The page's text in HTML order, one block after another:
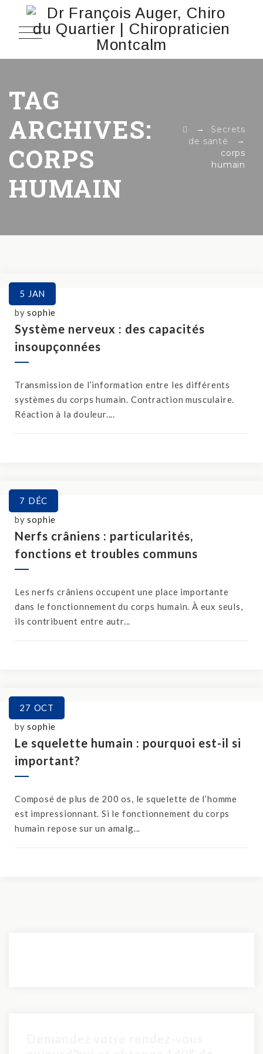
TAG
ARCHIVES:
CORPS
HUMAIN
→ Secrets
de santé →
corps
humain
5 JAN
bysophie
Système nerveux : des capacités
insoupçonnées
Transmission de l’information entre les différents
systèmes du corps humain. Contraction musculaire.
Réaction à la douleur....
7 DÉC
bysophie
Nerfs crâniens : particularités,
fonctions et troubles communs
Les nerfs crâniens occupent une place importante
dans le fonctionnement du corps humain. À eux seuls,
ils contribuent entre autr...
27 OCT
bysophie
Le squelette humain : pourquoi est-il si
important?
Composé de plus de 200 os, le squelette de l’homme
est impressionnant. Si le fonctionnement du corps
humain repose sur un amalg...